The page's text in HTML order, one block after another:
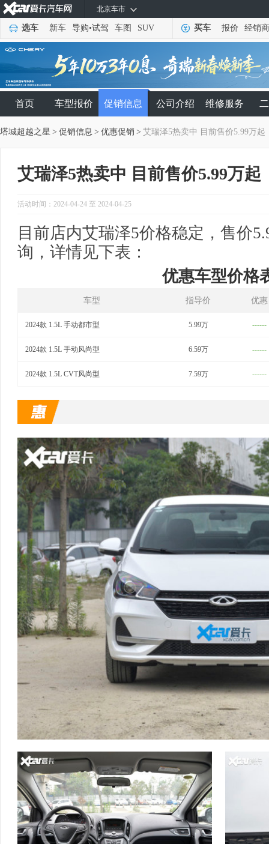
北京车市
选车 新车 导购•试驾 车图 SUV 买车 报价 经销商
首页 车型报价 促销信息 公司介绍 维修服务
塔城超越之星 > 促销信息 > 优惠促销 > 艾瑞泽5热卖中 目前售价5.99万起
艾瑞泽5热卖中 目前售价5.99万起
活动时间：2024-04-24 至 2024-04-25
目前店内艾瑞泽5价格稳定，售价
询，详情见下表：
优惠车型价格
车型 指导价 优惠
2024款 1.5L 手动都市型 5.99万 ------
2024款 1.5L 手动风尚型 6.59万 ------
2024款 1.5L CVT风尚型 7.59万 ------